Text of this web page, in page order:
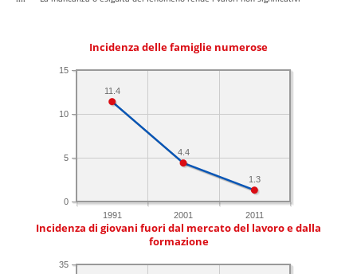
Incidenza delle famiglie numerose
1991 2001 2011
0
5
10
15
1.3
4.4
11.4
Incidenza di giovani fuori dal mercato del lavoro e dalla
formazione
35